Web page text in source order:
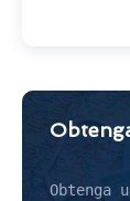
Obtenga